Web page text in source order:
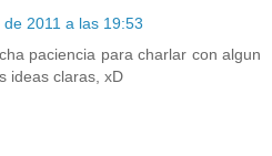
2011 a las 19:53
paciencia para charlar con algun
ideas claras, xD